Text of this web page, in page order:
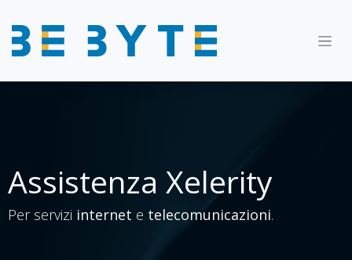
Assistenza Xelerity
Per servizi internet e telecomunicazioni.